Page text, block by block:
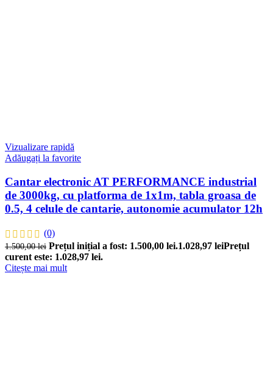
Vizualizare rapidă
Adăugați la favorite
Cantar electronic AT PERFORMANCE industrial
de 3000kg, cu platforma de 1x1m, tabla groasa de
0.5, 4 celule de cantarie, autonomie acumulator 12h
(0)
1.500,00lei Prețul inițial a fost: 1.500,00 lei.1.028,97 leiPrețul
curent este: 1.028,97 lei.
Citește mai mult